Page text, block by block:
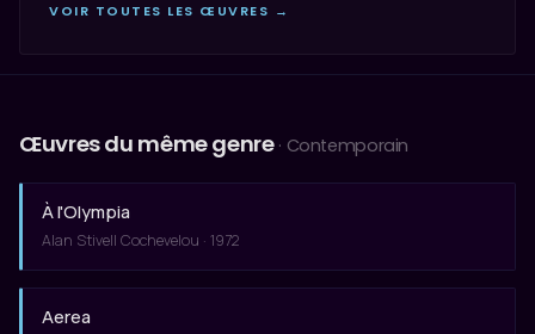
VOIR TOUTES LES ŒUVRES →
Œuvres du même genre · Contemporain
À l'Olympia
Alan Stivell Cochevelou · 1972
Aerea